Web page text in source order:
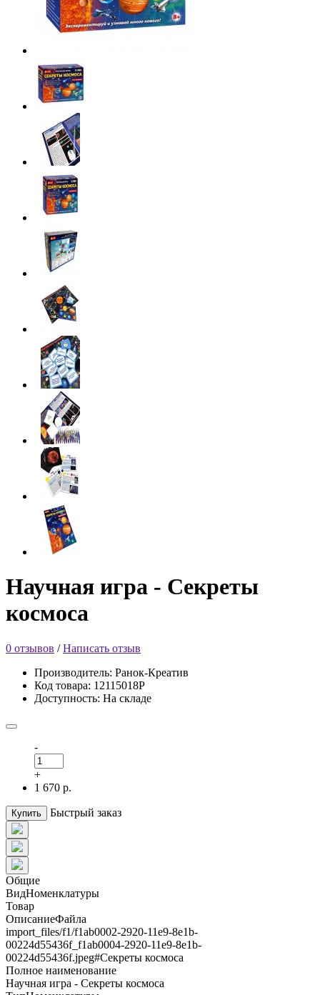
Научная игра - Секреты
космоса
0 отзывов /Написать отзыв
Производитель: Ранок-Креатив
Код товара: 12115018Р
Доступность: На складе
-
+
1 670 р.
Купить Быстрый заказ
Общие
ВидНоменклатуры
Товар
ОписаниеФайла
import_files/f1/f1ab0002-2920-11e9-8e1b-
00224d55436f_f1ab0004-2920-11e9-8e1b-
00224d55436f.jpeg#Секреты космоса
Полное наименование
Научная игра - Секреты космоса